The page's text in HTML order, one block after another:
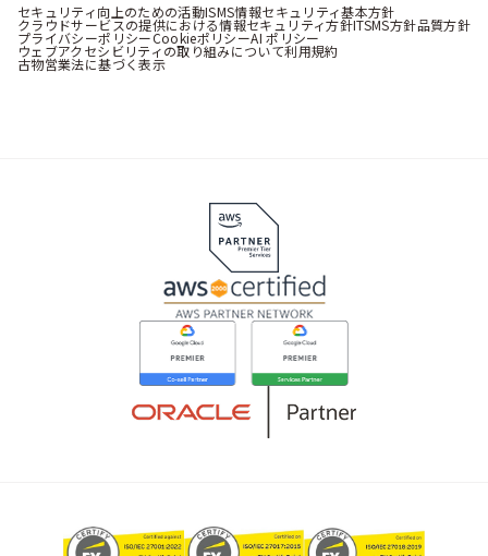
セキュリティ向上のための活動ISMS情報セキュリティ基本方針
クラウドサービスの提供における情報セキュリティ方針ITSMS方針品質方針
プライバシーポリシーCookieポリシーAI ポリシー
ウェブアクセシビリティの取り組みについて利用規約
古物営業法に基づく表示